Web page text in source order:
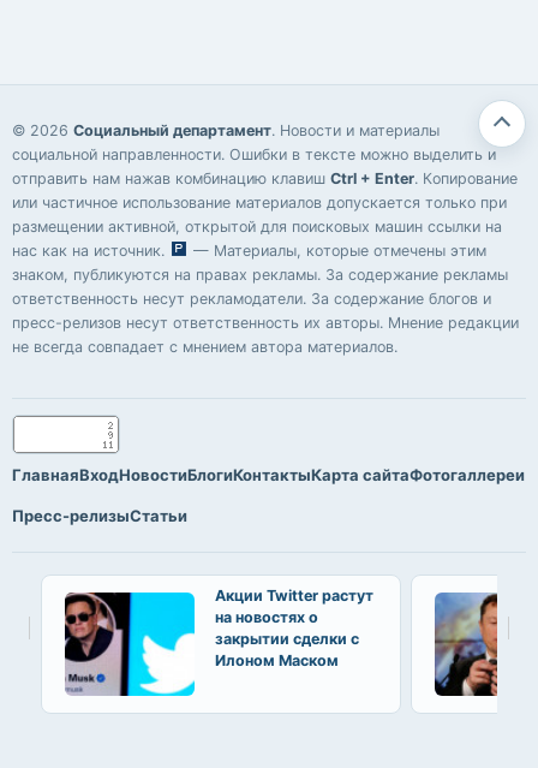
© 2026 Социальный департамент. Новости и материалы
социальной направленности. Ошибки в тексте можно выделить и
отправить нам нажав комбинацию клавиш Ctrl + Enter. Копирование
или частичное использование материалов допускается только при
размещении активной, открытой для поисковых машин ссылки на
нас как на источник.
— Материалы, которые отмечены этим
знаком, публикуются на правах рекламы. За содержание рекламы
ответственность несут рекламодатели. За содержание блогов и
пресс-релизов несут ответственность их авторы. Мнение редакции
не всегда совпадает с мнением автора материалов.
ГлавнаяВходНовостиБлогиКонтактыКарта сайтаФотогаллереи
Пресс-релизыСтатьи
Акции Twitter растут
на новостях о
закрытии сделки с
Илоном Маском